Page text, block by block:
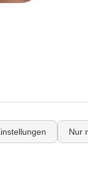
Nur